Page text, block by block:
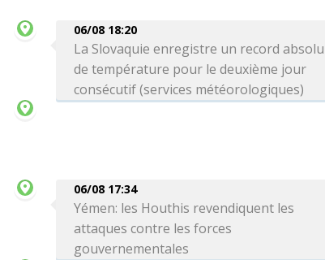
06/08 18:20
La Slovaquie enregistre un record absolu
de température pour le deuxième jour
consécutif (services météorologiques)
06/08 17:34
Yémen: les Houthis revendiquent les
attaques contre les forces
gouvernementales